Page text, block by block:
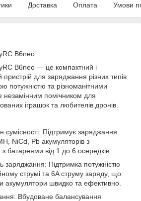
Доставка Оплата Умови
B6neo
B6neo — це компактний і
для заряджання різних типів
потужністю та різноманітними
незамінним помічником для
іграшок та любителів дронів.
сумісності: Підтримує заряджання
NiCd, Pb акумуляторів з
батареями від 1 до 6 осередків.
заряджання: Підтримка потужністю
струмі та 6A струму заряду, що
акумулятори швидко та ефективно.
Вбудоване балансування